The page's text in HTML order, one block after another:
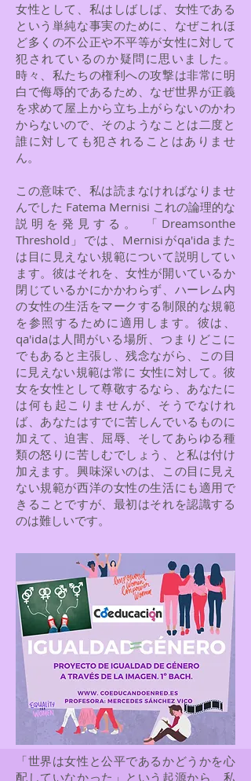
女性として、私はしばしば、女性である
という単純な事実のために、なぜこれほ
ど多くの不公正や不平等が女性に対して
犯されているのか疑問に思いました。
時々、私たちの権利への攻撃は非常に明
白で侮辱的であるため、なぜ世界が正義
を求めて屋上から立ち上がらないのかわ
からないので、そのようなことは二度と
誰に対しても犯されることはありませ
ん。
この意味で、私は読まなければなりませ
んでした Fatema Mernisi これの論理的な
説明を発見する。 「Dreamsonthe
Threshold」では、Mernisiがqa'idaまた
は目に見えない規範について説明してい
ます。彼はそれを、女性が開いているか
閉じているかにかかわらず、ハーレム内
の女性の生活をマークする制限的な規範
を参照するために適用します。彼は、
qa'idaは人間がいる場所、つまりどこに
でもあると主張し、残念ながら、この目
に見えない規範は常に 女性に対して。彼
女を女性として尊敬するなら、あなたに
は何も起こりませんが、そうでなけれ
ば、あなたはすでに苦しんでいるものに
加えて、迫害、屈辱、そしてあらゆる種
類の怒りに苦しむでしょう、と私は付け
加えます。興味深いのは、この目に見え
ない規範が西洋の女性の生活にも適用で
きることですが、最初はそれを認識する
のは難しいです。
「世界は女性と公平であるかどうかを心
配していなかった」という起源から、私